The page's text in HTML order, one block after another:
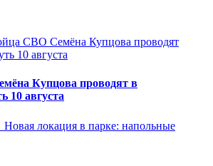
Купцова проводят в
10 августа